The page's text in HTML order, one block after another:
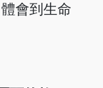
會到生命